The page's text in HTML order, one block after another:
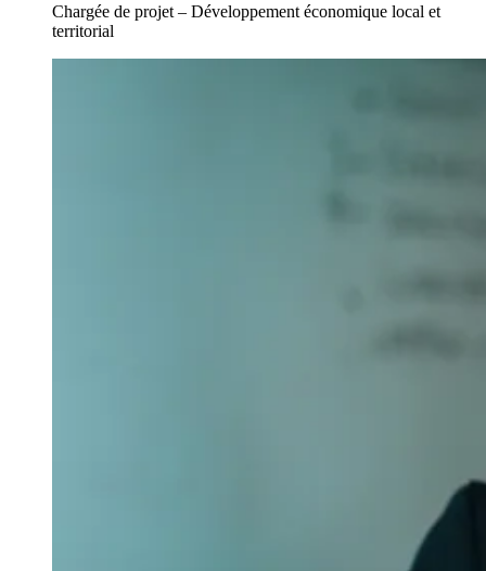
Chargée de projet – Développement économique local et
territorial